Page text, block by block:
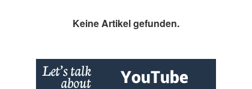
Keine Artikel gefunden.